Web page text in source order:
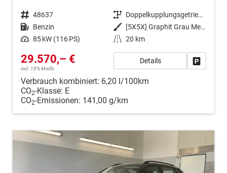
Fahrzeugnr. 48637 Getriebe
Doppelkupplungsgetriebe (DSG)
Kraftstoff Benzin Außenfarbe
[5X5X] Graphit Grau Metallic
Leistung 85 kW (116 PS) Kilometerstand 20 km
29.570,– €
incl. 19% MwSt.
Details
Verbrauch kombiniert: 6,20 l/100km
CO2-Klasse: E
CO2-Emissionen: 141,00 g/km